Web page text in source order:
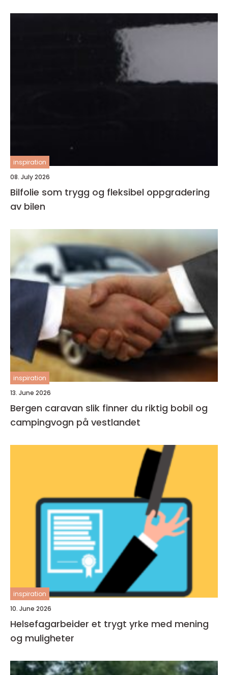
inspiration
08. July 2026
Bilfolie som trygg og fleksibel oppgradering
av bilen
inspiration
13. June 2026
Bergen caravan slik finner du riktig bobil og
campingvogn på vestlandet
inspiration
10. June 2026
Helsefagarbeider et trygt yrke med mening
og muligheter